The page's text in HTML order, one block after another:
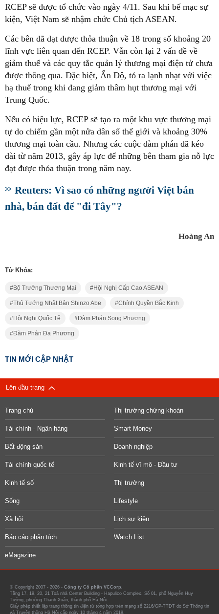
RCEP sẽ được tổ chức vào ngày 4/11. Sau khi bế mạc sự
kiện, Việt Nam sẽ nhậm chức Chủ tịch ASEAN.
Các bên đã đạt được thỏa thuận về 18 trong số khoảng 20
lĩnh vực liên quan đến RCEP. Vẫn còn lại 2 vấn đề về
giảm thuế và các quy tắc quản lý thương mại điện tử chưa
được thông qua. Đặc biệt, Ấn Độ, tỏ ra lạnh nhạt với việc
hạ thuế trong khi đang giảm thâm hụt thương mại với
Trung Quốc.
Nếu có hiệu lực, RCEP sẽ tạo ra một khu vực thương mại
tự do chiếm gần một nửa dân số thế giới và khoảng 30%
thương mại toàn cầu. Nhưng các cuộc đàm phán đã kéo
dài từ năm 2013, gây áp lực để những bên tham gia nỗ lực
đạt được thỏa thuận trong năm nay.
Reuters: Vì sao có những người Việt bán
nhà, bán đất để "đi Tây"?
Hoàng An
Từ Khóa:
Bộ Trưởng Thương Mại Hội Nghị Cấp Cao ASEAN
Thủ Tướng Nhật Bản Shinzo Abe Chính Quyền Bắc Kinh
Hội Nghị Quốc Tế Đàm Phán Song Phương
Đàm Phán Đa Phương
TIN MỚI CẬP NHẬT
Lên đầu trang
Trang chủ Thị trường chứng khoán
Tài chính - Ngân hàng Smart Money
Bất động sản Doanh nghiệp
Tài chính quốc tế Kinh tế vĩ mô - Đầu tư
Kinh tế số Thị trường
Sống Lifestyle
Xã hội Lịch sự kiện
Báo cáo phân tích Watch List
eMagazine
© Copyright 2007 - 2026 - Công ty Cổ phần VCCorp.
Tầng 17, 19, 20, 21 Toà nhà Center Building - Hapulico Complex, Số 01, phố Nguyễn Huy
Tưởng, phường Thanh Xuân, thành phố Hà Nội
Giấy phép thiết lập trang thông tin điện tử tổng hợp trên mạng số 2216/GP-TTĐT do Sở Thông tin
và Truyền thông Hà Nội cấp ngày 10 tháng 4 năm 2019.